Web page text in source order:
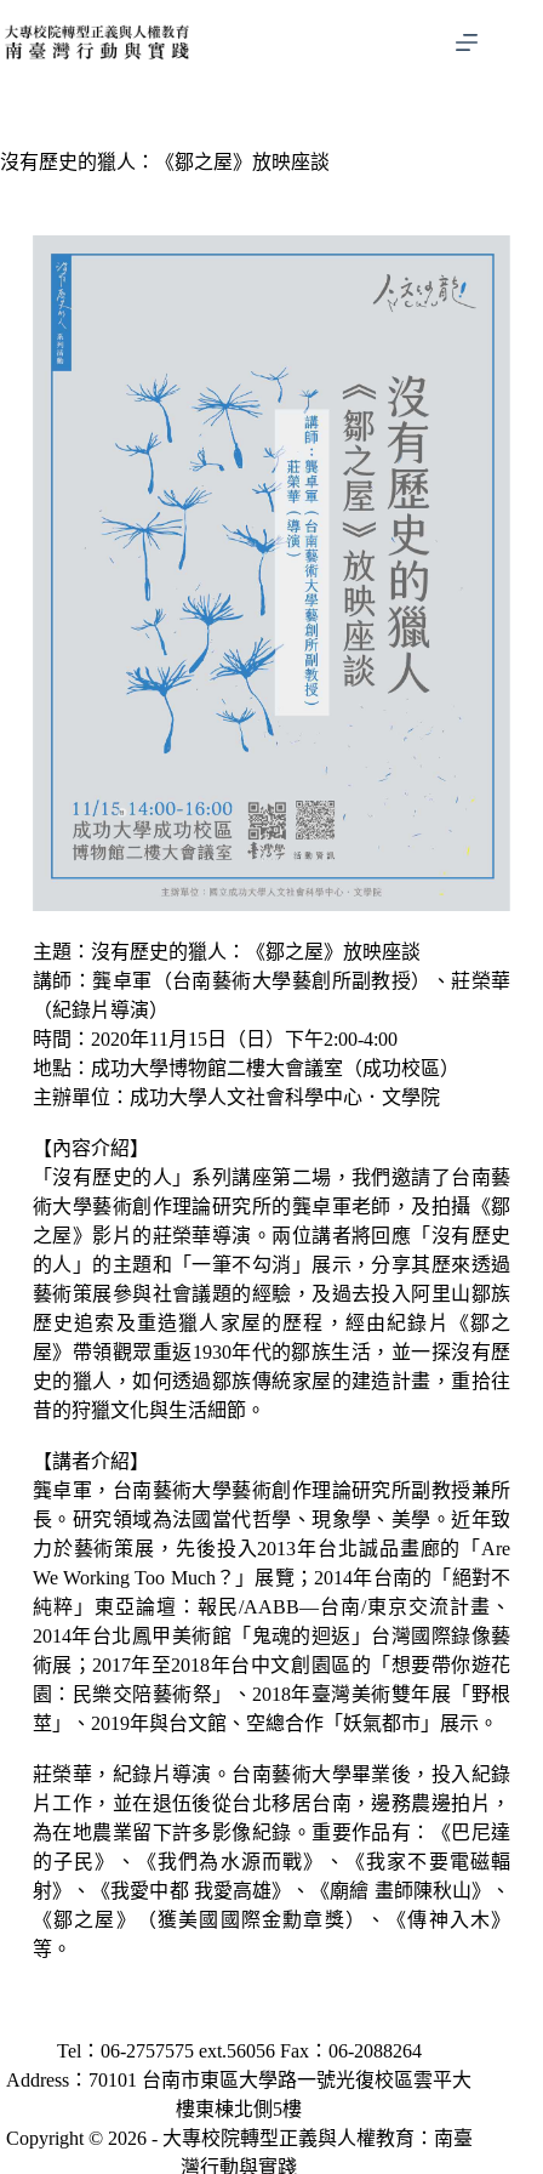
沒有歷史的獵人：《鄒之屋》放映座談
主題：沒有歷史的獵人：《鄒之屋》放映座談
講師：龔卓軍（台南藝術大學藝創所副教授）、莊榮華
（紀錄片導演）
時間：2020年11月15日（日）下午2:00-4:00
地點：成功大學博物館二樓大會議室（成功校區）
主辦單位：成功大學人文社會科學中心．文學院
【內容介紹】
「沒有歷史的人」系列講座第二場，我們邀請了台南藝
術大學藝術創作理論研究所的龔卓軍老師，及拍攝《鄒
之屋》影片的莊榮華導演。兩位講者將回應「沒有歷史
的人」的主題和「一筆不勾消」展示，分享其歷來透過
藝術策展參與社會議題的經驗，及過去投入阿里山鄒族
歷史追索及重造獵人家屋的歷程，經由紀錄片《鄒之
屋》帶領觀眾重返1930年代的鄒族生活，並一探沒有歷
史的獵人，如何透過鄒族傳統家屋的建造計畫，重拾往
昔的狩獵文化與生活細節。
【講者介紹】
龔卓軍，台南藝術大學藝術創作理論研究所副教授兼所
長。研究領域為法國當代哲學、現象學、美學。近年致
力於藝術策展，先後投入2013年台北誠品畫廊的「Are
We Working Too Much？」展覽；2014年台南的「絕對不
純粹」東亞論壇：報民/AABB—台南/東京交流計畫、
2014年台北鳳甲美術館「鬼魂的迴返」台灣國際錄像藝
術展；2017年至2018年台中文創園區的「想要帶你遊花
園：民樂交陪藝術祭」、2018年臺灣美術雙年展「野根
莖」、2019年與台文館、空總合作「妖氣都市」展示。
莊榮華，紀錄片導演。台南藝術大學畢業後，投入紀錄
片工作，並在退伍後從台北移居台南，邊務農邊拍片，
為在地農業留下許多影像紀錄。重要作品有：《巴尼達
的子民》、《我們為水源而戰》、《我家不要電磁輻
射》、《我愛中都 我愛高雄》、《廟繪 畫師陳秋山》、
《鄒之屋》（獲美國國際金勳章獎）、《傳神入木》
等。
Tel：06-2757575 ext.56056 Fax：06-2088264
Address：70101 台南市東區大學路一號光復校區雲平大
樓東棟北側5樓
Copyright © 2026 - ⼤專校院轉型正義與⼈權教育：南臺
灣⾏動與實踐